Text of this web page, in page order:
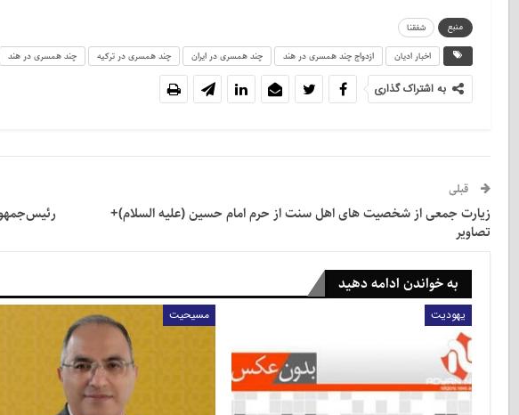
منبع
شفقنا
اخبار ادیان
ازدواج چند همسری در هند چند همسری در ایران چند همسری در ترکیه چند همسری در هند
به اشتراک گذاری
قبلی
زیارت جمعی از شخصیت های اهل سنت از حرم امام حسین (علیه السلام)+
تصاویر
به خواندن ادامه دهید
یهودیت مسیحیت